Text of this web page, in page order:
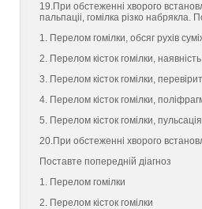
19.При обстеженнi хворого
пальпацii, гомiлка рiзко набрякла.
1. Перелом гомiлки, обсяг рухiв
2. Перелом кiсток гомiлки,
3. Перелом кiсток гомiлки,
4. Перелом кiсток гомiлки,
5. Перелом кiсток гомiлки,
20.При обстеженнi хворого
Поставте попереднiй дiагноз
1. Перелом гомiлки
2. Перелом кiсток гомiлки